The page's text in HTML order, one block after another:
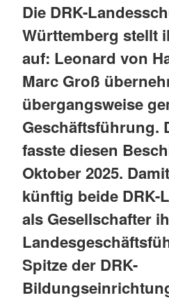
Die DRK-
Württemberg stellt
auf: Leonard von
Marc Groß
übergangsweise
Geschäftsführung.
fasste diesen
Oktober 2025.
künftig beide DRK-
als Gesellschafter
Spitze der DRK-